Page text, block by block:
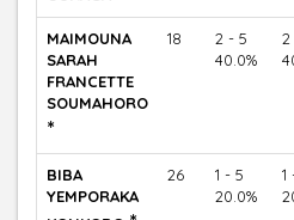
MAIMOUNA
SARAH
FRANCETTE
SOUMAHORO
*
18
2 - 5
40.0%
2
BIBA
YEMPORAKA
26
1 - 5
20.0%
1